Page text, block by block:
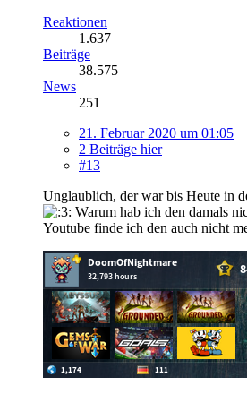
Reaktionen
1.637
Beiträge
38.575
News
251
21. Februar 2020 um 01:05
2 Beiträge hier
#13
Unglaublich, der war bis Heute in
Warum hab ich den damals
Youtube finde ich den auch nicht